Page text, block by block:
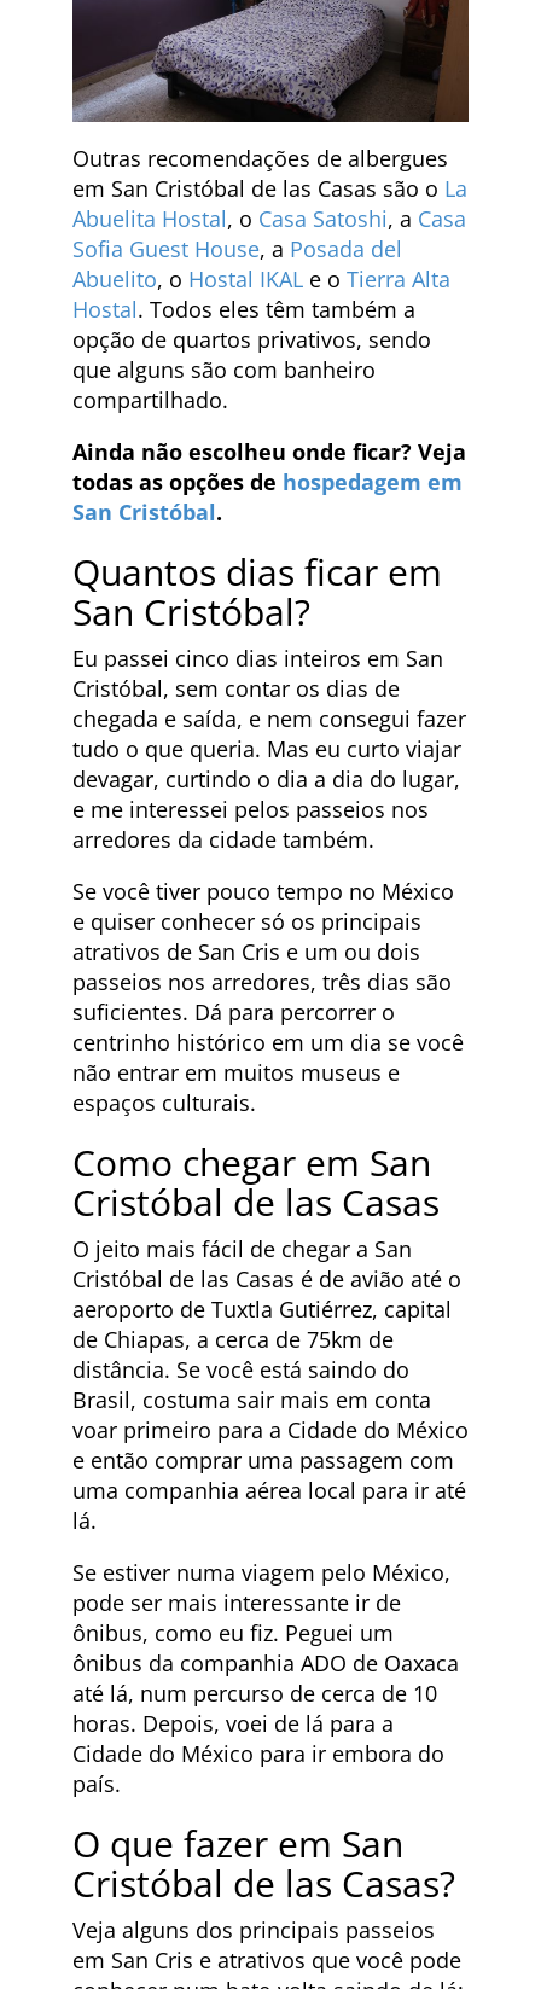
Outras recomendações de albergues
em San Cristóbal de las Casas são o La
Abuelita Hostal, o Casa Satoshi, a Casa
Sofia Guest House, a Posada del
Abuelito, o Hostal IKAL e o Tierra Alta
Hostal. Todos eles têm também a
opção de quartos privativos, sendo
que alguns são com banheiro
compartilhado.
Ainda não escolheu onde ficar? Veja
todas as opções de hospedagem em
San Cristóbal.
Quantos dias ficar em
San Cristóbal?
Eu passei cinco dias inteiros em San
Cristóbal, sem contar os dias de
chegada e saída, e nem consegui fazer
tudo o que queria. Mas eu curto viajar
devagar, curtindo o dia a dia do lugar,
e me interessei pelos passeios nos
arredores da cidade também.
Se você tiver pouco tempo no México
e quiser conhecer só os principais
atrativos de San Cris e um ou dois
passeios nos arredores, três dias são
suficientes. Dá para percorrer o
centrinho histórico em um dia se você
não entrar em muitos museus e
espaços culturais.
Como chegar em San
Cristóbal de las Casas
O jeito mais fácil de chegar a San
Cristóbal de las Casas é de avião até o
aeroporto de Tuxtla Gutiérrez, capital
de Chiapas, a cerca de 75km de
distância. Se você está saindo do
Brasil, costuma sair mais em conta
voar primeiro para a Cidade do México
e então comprar uma passagem com
uma companhia aérea local para ir até
lá.
Se estiver numa viagem pelo México,
pode ser mais interessante ir de
ônibus, como eu fiz. Peguei um
ônibus da companhia ADO de Oaxaca
até lá, num percurso de cerca de 10
horas. Depois, voei de lá para a
Cidade do México para ir embora do
país.
O que fazer em San
Cristóbal de las Casas?
Veja alguns dos principais passeios
em San Cris e atrativos que você pode